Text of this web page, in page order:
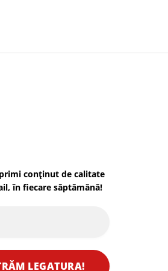
conținut de calitate
în fiecare săptămână!